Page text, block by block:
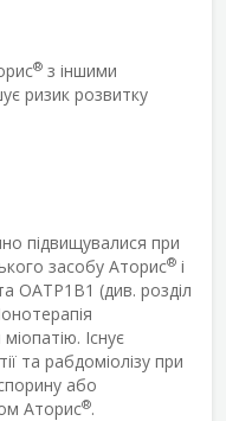
® з іншими
ризик розвитку
підвищувалися при
засобу Аторис® і
OATP1B1 (див. розділ
Існує
та рабдоміолізу при
або
Аторис®.